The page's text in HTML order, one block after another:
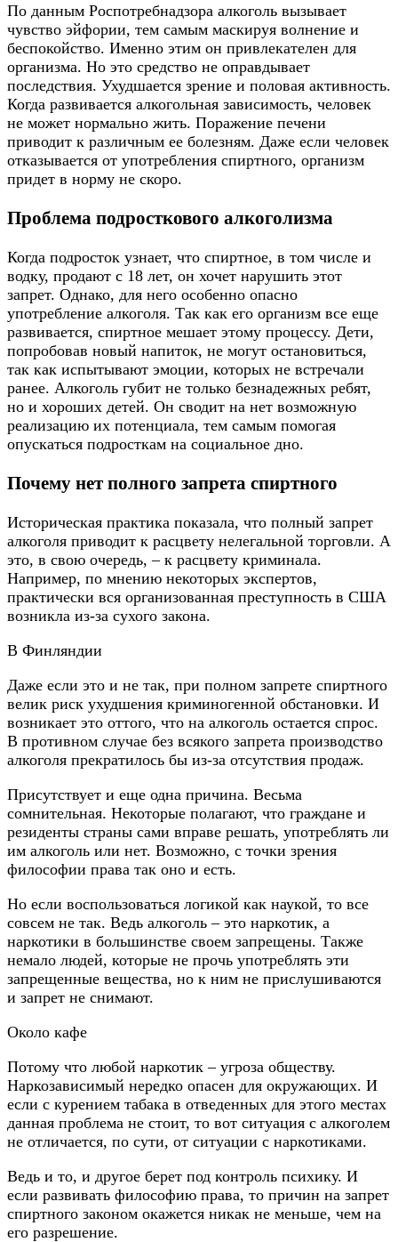
По данным Роспотребнадзора алкоголь вызывает
чувство эйфории, тем самым маскируя волнение и
беспокойство. Именно этим он привлекателен для
организма. Но это средство не оправдывает
последствия. Ухудшается зрение и половая активность.
Когда развивается алкогольная зависимость, человек
не может нормально жить. Поражение печени
приводит к различным ее болезням. Даже если человек
отказывается от употребления спиртного, организм
придет в норму не скоро.
Проблема подросткового алкоголизма
Когда подросток узнает, что спиртное, в том числе и
водку, продают с 18 лет, он хочет нарушить этот
запрет. Однако, для него особенно опасно
употребление алкоголя. Так как его организм все еще
развивается, спиртное мешает этому процессу. Дети,
попробовав новый напиток, не могут остановиться,
так как испытывают эмоции, которых не встречали
ранее. Алкоголь губит не только безнадежных ребят,
но и хороших детей. Он сводит на нет возможную
реализацию их потенциала, тем самым помогая
опускаться подросткам на социальное дно.
Почему нет полного запрета спиртного
Историческая практика показала, что полный запрет
алкоголя приводит к расцвету нелегальной торговли. А
это, в свою очередь, – к расцвету криминала.
Например, по мнению некоторых экспертов,
практически вся организованная преступность в США
возникла из-за сухого закона.
В Финляндии
Даже если это и не так, при полном запрете спиртного
велик риск ухудшения криминогенной обстановки. И
возникает это оттого, что на алкоголь остается спрос.
В противном случае без всякого запрета производство
алкоголя прекратилось бы из-за отсутствия продаж.
Присутствует и еще одна причина. Весьма
сомнительная. Некоторые полагают, что граждане и
резиденты страны сами вправе решать, употреблять ли
им алкоголь или нет. Возможно, с точки зрения
философии права так оно и есть.
Но если воспользоваться логикой как наукой, то все
совсем не так. Ведь алкоголь – это наркотик, а
наркотики в большинстве своем запрещены. Также
немало людей, которые не прочь употреблять эти
запрещенные вещества, но к ним не прислушиваются
и запрет не снимают.
Около кафе
Потому что любой наркотик – угроза обществу.
Наркозависимый нередко опасен для окружающих. И
если с курением табака в отведенных для этого местах
данная проблема не стоит, то вот ситуация с алкоголем
не отличается, по сути, от ситуации с наркотиками.
Ведь и то, и другое берет под контроль психику. И
если развивать философию права, то причин на запрет
спиртного законом окажется никак не меньше, чем на
его разрешение.